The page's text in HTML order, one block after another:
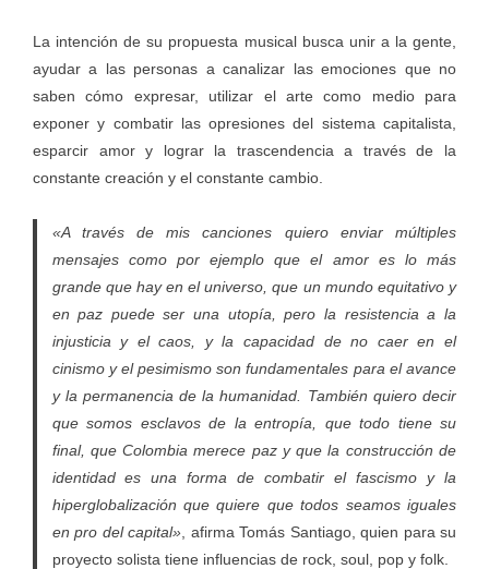
La intención de su propuesta musical busca unir a la gente,
ayudar a las personas a canalizar las emociones que no
saben cómo expresar, utilizar el arte como medio para
exponer y combatir las opresiones del sistema capitalista,
esparcir amor y lograr la trascendencia a través de la
constante creación y el constante cambio.
«A través de mis canciones quiero enviar múltiples
mensajes como por ejemplo que el amor es lo más
grande que hay en el universo, que un mundo equitativo y
en paz puede ser una utopía, pero la resistencia a la
injusticia y el caos, y la capacidad de no caer en el
cinismo y el pesimismo son fundamentales para el avance
y la permanencia de la humanidad. También quiero decir
que somos esclavos de la entropía, que todo tiene su
final, que Colombia merece paz y que la construcción de
identidad es una forma de combatir el fascismo y la
hiperglobalización que quiere que todos seamos iguales
en pro del capital» , afirma Tomás Santiago, quien para su
proyecto solista tiene influencias de rock, soul, pop y folk.